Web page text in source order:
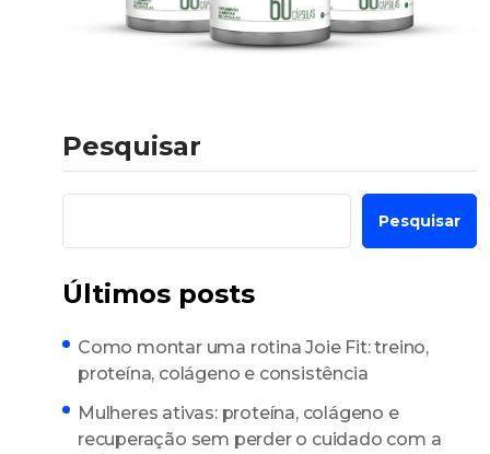
Pesquisar
Pesquisar
Últimos posts
Como montar uma rotina Joie Fit: treino,
proteína, colágeno e consistência
Mulheres ativas: proteína, colágeno e
recuperação sem perder o cuidado com a